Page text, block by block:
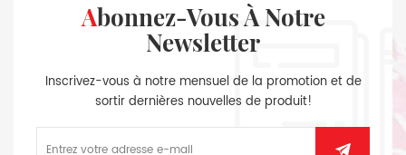
Abonnez-Vous À Notre
Newsletter
Inscrivez-vous à notre mensuel de la promotion et de
sortir dernières nouvelles de produit!